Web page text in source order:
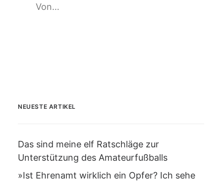
Von…
NEUESTE ARTIKEL
Das sind meine elf Ratschläge zur
Unterstützung des Amateurfußballs
»Ist Ehrenamt wirklich ein Opfer? Ich sehe